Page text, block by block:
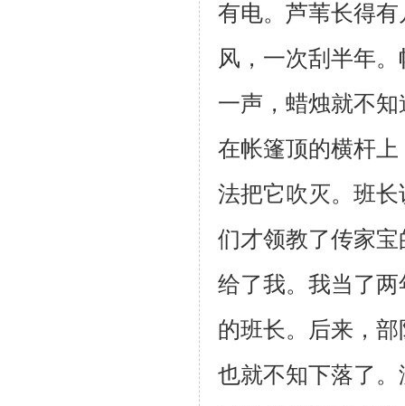
有电。芦苇长得
风，一次刮半年。
一声，蜡烛就不
在帐篷顶的横杆
法把它吹灭。班长
们才领教了传家
给了我。我当了
的班长。后来，部
也就不知下落了